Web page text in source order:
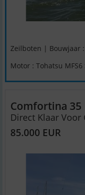
Zeilboten | Bouwjaar
Motor : Tohatsu MFS6
Comfortina 35
Direct Klaar Voor
85.000 EUR